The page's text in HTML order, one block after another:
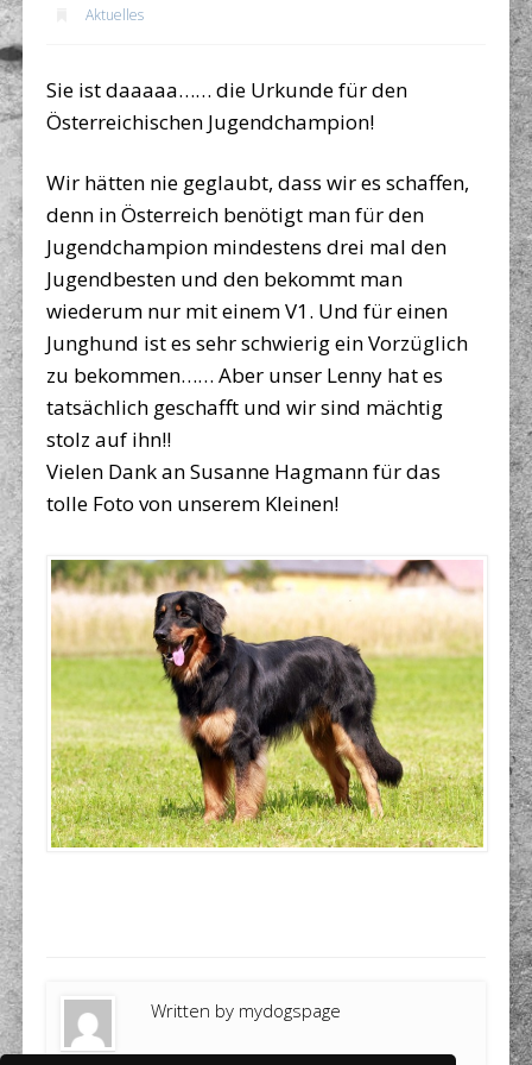
Aktuelles
Sie ist daaaaa…… die Urkunde für den
Österreichischen Jugendchampion!
Wir hätten nie geglaubt, dass wir es schaffen,
denn in Österreich benötigt man für den
Jugendchampion mindestens drei mal den
Jugendbesten und den bekommt man
wiederum nur mit einem V1. Und für einen
Junghund ist es sehr schwierig ein Vorzüglich
zu bekommen…… Aber unser Lenny hat es
tatsächlich geschafft und wir sind mächtig
stolz auf ihn!!
Vielen Dank an Susanne Hagmann für das
tolle Foto von unserem Kleinen!
Written by mydogspage